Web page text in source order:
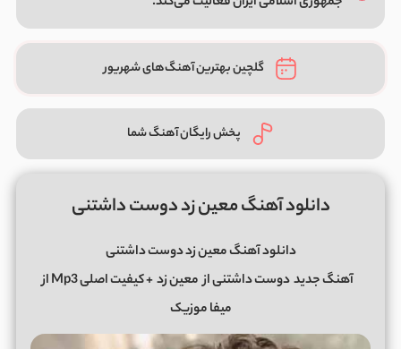
گلچین بهترین آهنگ‌های شهریور
پخش رایگان آهنگ شما
دانلود آهنگ معین زد دوست داشتنی
دانلود آهنگ معین زد دوست داشتنی
آهنگ جدیددوست داشتنی ازمعین زد
+ کیفیت اصلی Mp3 از
میفا موزیک